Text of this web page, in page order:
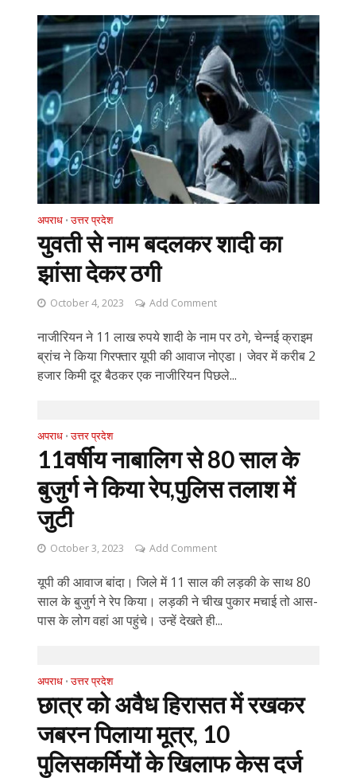
अपराध • उत्तर प्रदेश
युवती से नाम बदलकर शादी का
झांसा देकर ठगी
October 4, 2023 Add Comment
नाजीरियन ने 11 लाख रुपये शादी के नाम पर ठगे, चेन्नई क्राइम
ब्रांच ने किया गिरफ्तार यूपी की आवाज नोएडा। जेवर में करीब 2
हजार किमी दूर बैठकर एक नाजीरियन पिछले...
अपराध • उत्तर प्रदेश
11वर्षीय नाबालिग से 80 साल के
बुजुर्ग ने किया रेप,पुलिस तलाश में
जुटी
October 3, 2023 Add Comment
यूपी की आवाज बांदा। जिले में 11 साल की लड़की के साथ 80
साल के बुजुर्ग ने रेप किया। लड़की ने चीख पुकार मचाई तो आस-
पास के लोग वहां आ पहुंचे। उन्हें देखते ही...
अपराध • उत्तर प्रदेश
छात्र को अवैध हिरासत में रखकर
जबरन पिलाया मूत्र, 10
पुलिसकर्मियों के खिलाफ केस दर्ज